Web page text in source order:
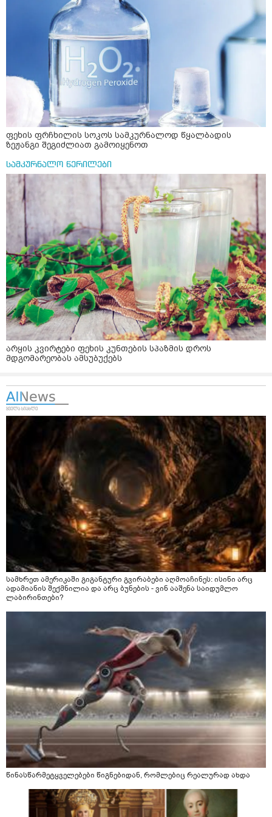
ფეხის ფრჩხილის სოკოს სამკურნალოდ წყალბადის
ზეჟანგი შეგიძლიათ გამოიყენოთ
სამკურნალო წერილები
არყის კვირტები ფეხის კუნთების სპაზმის დროს
მდგომარეობას ამსუბუქებს
სამხრეთ ამერიკაში გიგანტური გვირაბები აღმოაჩინეს: ისინი არც
ადამიანის შექმნილია და არც ბუნების - ვინ ააშენა საიდუმლო
ლაბირინთები?
წინასწარმეტყველებები წიგნებიდან, რომლებიც რეალურად ახდა